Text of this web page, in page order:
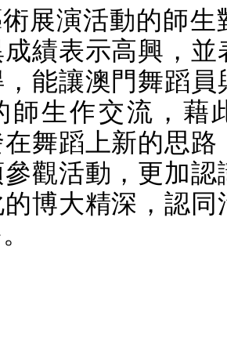
展演活動的師生
績表示高興，並
能讓澳門舞蹈員
師生作交流，藉
舞蹈上新的思路
觀活動，更加認
博大精深，認同